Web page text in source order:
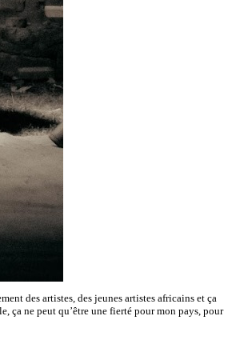
des artistes, des jeunes artistes africains et ça
ça ne peut qu’être une fierté pour mon pays, pour